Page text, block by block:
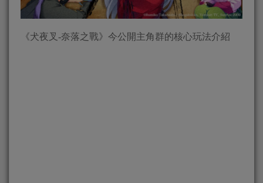
《犬夜叉-奈落之戰》今公開主角群的核心玩法介紹